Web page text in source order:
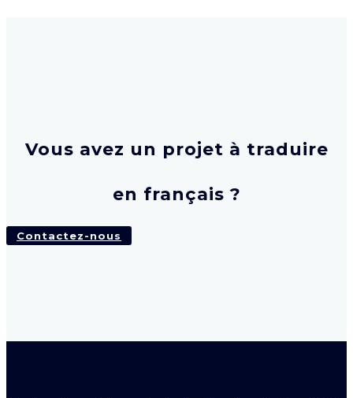
Vous avez un projet à traduire
en français ?
Contactez-nous